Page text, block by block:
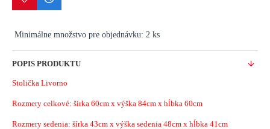
Minimálne množstvo pre objednávku: 2 ks
POPIS PRODUKTU
Stolička Livorno
Rozmery celkové: šírka 60cm x výška 84cm x hĺbka 60cm
Rozmery sedenia: šírka 43cm x výška sedenia 48cm x hĺbka 41cm